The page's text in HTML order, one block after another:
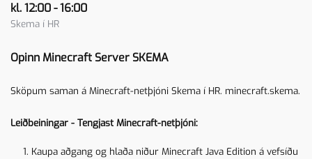
kl. 12:00 - 16:00
Skema í HR
Opinn Minecraft Server SKEMA
Sköpum saman á Minecraft-netþjóni Skema í HR. minecraft.skema.
Leiðbeiningar - Tengjast Minecraft-netþjóni:
Kaupa aðgang og hlaða niður Minecraft Java Edition á vefsíðu